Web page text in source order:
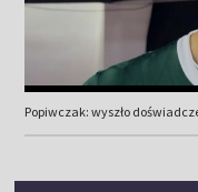
Popiwczak: wyszło